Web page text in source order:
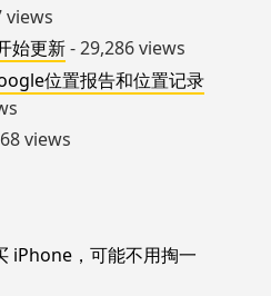
views
始更新- 29,286 views
位置报告和位置记录
views
iPhone，可能不用掏一